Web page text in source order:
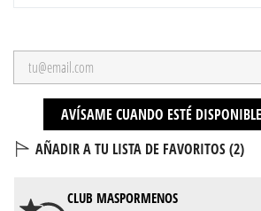
AVÍSAME CUANDO ESTÉ DISPONIBLE
AÑADIR A TU LISTA DE FAVORITOS (2)
CLUB MASPORMENOS